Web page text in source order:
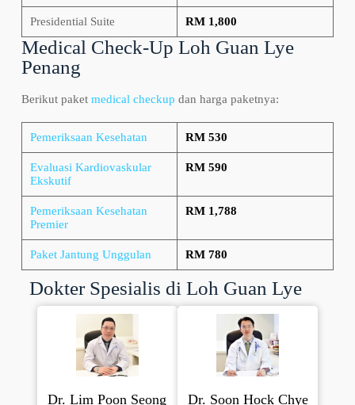
Presidential Suite RM 1,800
Medical Check-Up Loh Guan Lye
Penang
Berikut paket medical checkup dan harga paketnya:
Pemeriksaan Kesehatan RM 530
Evaluasi Kardiovaskular
Ekskutif
RM 590
Pemeriksaan Kesehatan
Premier
RM 1,788
Paket Jantung Unggulan RM 780
Dokter Spesialis di Loh Guan Lye
Dr. Lim Poon Seong Dr. Soon Hock Chye